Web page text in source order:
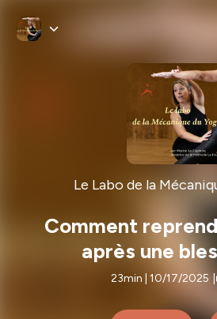
Le Labo de la
Comment
après une
23min | 10/17/2025